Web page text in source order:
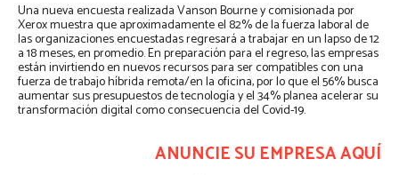
Una nueva encuesta realizada Vanson Bourne y comisionada por
Xerox muestra que aproximadamente el 82% de la fuerza laboral de
las organizaciones encuestadas regresará a trabajar en un lapso de 12
a 18 meses, en promedio. En preparación para el regreso, las empresas
están invirtiendo en nuevos recursos para ser compatibles con una
fuerza de trabajo híbrida remota/en la oficina, por lo que el 56% busca
aumentar sus presupuestos de tecnología y el 34% planea acelerar su
transformación digital como consecuencia del Covid-19.
ANUNCIE SU EMPRESAAQUÍ